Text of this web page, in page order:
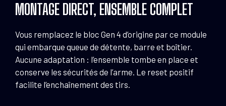
MONTAGE DIRECT, ENSEMBLE COMPLET
Vous remplacez le bloc Gen 4 d’origine par ce module
qui embarque queue de détente, barre et boîtier.
Aucune adaptation : l’ensemble tombe en place et
conserve les sécurités de l’arme. Le reset positif
facilite l’enchaînement des tirs.